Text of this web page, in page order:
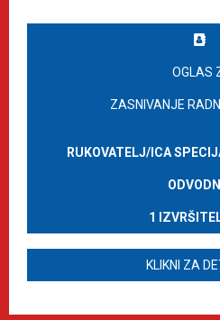
OGLAS
ZASNIVANJE
RUKOVATELJ/ICA
1
KLIKNI ZA